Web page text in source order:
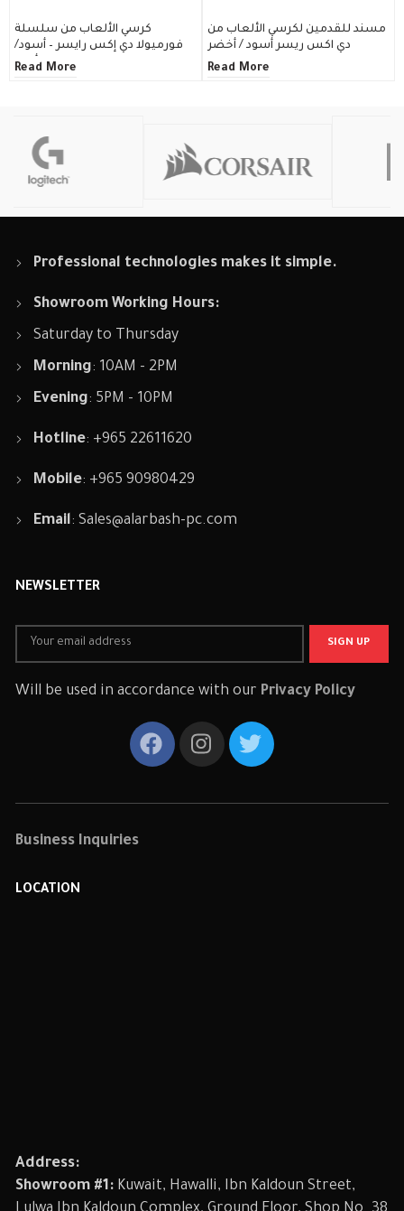
كرسي الألعاب من سلسلة
فورميولا دي إكس رايسر – أسود/
أحمر
Read More
مسند للقدمين لكرسي الألعاب من
دي اكس ريسر أسود / أخضر
Read More
Professional technologies makes it simple.
Showroom Working Hours:
Saturday to Thursday
Morning: 10AM - 2PM
Evening: 5PM - 10PM
Hotline: +965 22611620
Mobile: +965 90980429
Email:Sales@alarbash-pc.com
NEWSLETTER
Will be used in accordance with our Privacy Policy
Business Inquiries
LOCATION
Address:
Showroom #1: Kuwait, Hawalli, Ibn Kaldoun Street,